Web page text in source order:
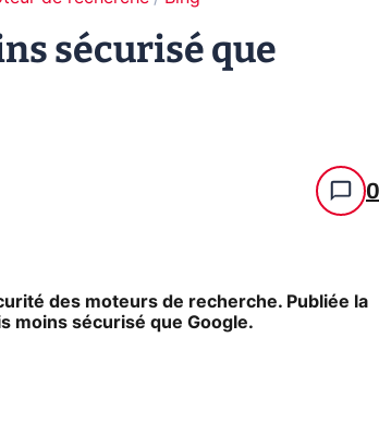
sécurisé que
0
des moteurs de recherche. Publiée la
moins sécurisé que Google.